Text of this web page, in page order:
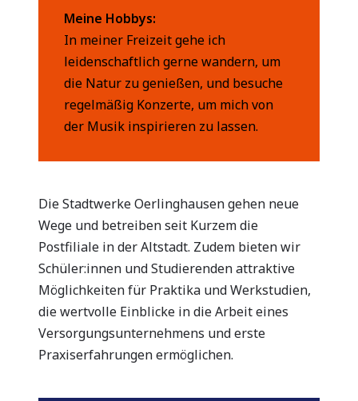
Meine Hobbys:
In meiner Freizeit gehe ich
leidenschaftlich gerne wandern, um
die Natur zu genießen, und besuche
regelmäßig Konzerte, um mich von
der Musik inspirieren zu lassen.
Die Stadtwerke Oerlinghausen gehen neue
Wege und betreiben seit Kurzem die
Postfiliale in der Altstadt. Zudem bieten wir
Schüler:innen und Studierenden attraktive
Möglichkeiten für Praktika und Werkstudien,
die wertvolle Einblicke in die Arbeit eines
Versorgungsunternehmens und erste
Praxiserfahrungen ermöglichen.